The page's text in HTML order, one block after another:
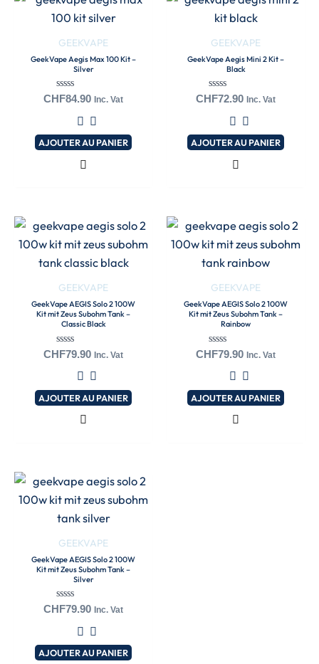
GEEKVAPE
GeekVape Aegis Max 100 Kit –
Silver
Note
CHF84.90 Inc. Vat
AJOUTER AU PANIER
GEEKVAPE
GeekVape Aegis Mini 2 Kit –
Black
Note
CHF72.90 Inc. Vat
AJOUTER AU PANIER
GEEKVAPE
GeekVape AEGIS Solo 2 100W
Kit mit Zeus Subohm Tank –
Classic Black
Note
CHF79.90 Inc. Vat
AJOUTER AU PANIER
GEEKVAPE
GeekVape AEGIS Solo 2 100W
Kit mit Zeus Subohm Tank –
Rainbow
Note
CHF79.90 Inc. Vat
AJOUTER AU PANIER
GEEKVAPE
GeekVape AEGIS Solo 2 100W
Kit mit Zeus Subohm Tank –
Silver
Note
CHF79.90 Inc. Vat
AJOUTER AU PANIER